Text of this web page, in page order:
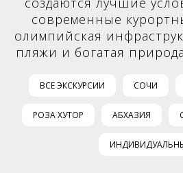
современные
олимпийская
пляжи и богатая
ВСЕ ЭКСКУРСИИ СОЧИ
РОЗА ХУТОР АБХАЗИЯ